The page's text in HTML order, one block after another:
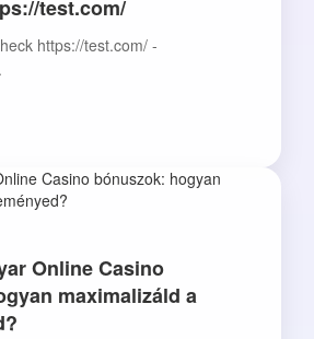
test.com/
https://test.com/ -
Online Casino
maximalizáld a